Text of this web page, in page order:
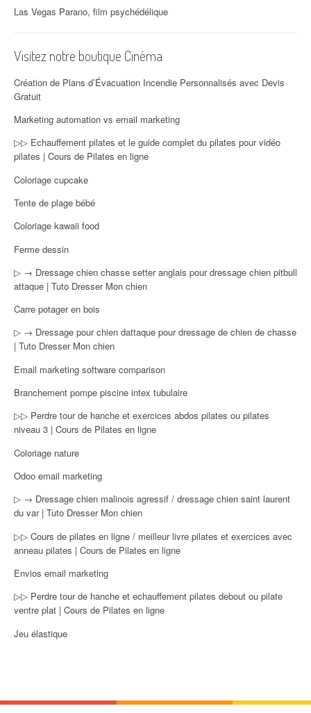
Las Vegas Parano, film psychédélique
Visitez notre boutique Cinéma
Création de Plans d’Évacuation Incendie Personnalisés avec Devis
Gratuit
Marketing automation vs email marketing
▷▷ Echauffement pilates et le guide complet du pilates pour vidéo
pilates | Cours de Pilates en ligne
Coloriage cupcake
Tente de plage bébé
Coloriage kawaii food
Ferme dessin
▷ → Dressage chien chasse setter anglais pour dressage chien pitbull
attaque | Tuto Dresser Mon chien
Carre potager en bois
▷ → Dressage pour chien dattaque pour dressage de chien de chasse
| Tuto Dresser Mon chien
Email marketing software comparison
Branchement pompe piscine intex tubulaire
▷▷ Perdre tour de hanche et exercices abdos pilates ou pilates
niveau 3 | Cours de Pilates en ligne
Coloriage nature
Odoo email marketing
▷ → Dressage chien malinois agressif / dressage chien saint laurent
du var | Tuto Dresser Mon chien
▷▷ Cours de pilates en ligne / meilleur livre pilates et exercices avec
anneau pilates | Cours de Pilates en ligne
Envios email marketing
▷▷ Perdre tour de hanche et echauffement pilates debout ou pilate
ventre plat | Cours de Pilates en ligne
Jeu élastique